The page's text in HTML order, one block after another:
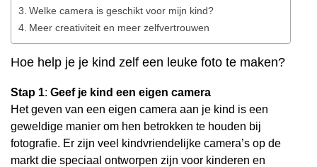
Welke camera is geschikt voor mijn kind?
Meer creativiteit en meer zelfvertrouwen
Hoe help je je kind zelf een leuke foto te maken?
Stap 1: Geef je kind een eigen camera
Het geven van een eigen camera aan je kind is een
geweldige manier om hen betrokken te houden bij
fotografie. Er zijn veel kindvriendelijke camera’s op de
markt die speciaal ontworpen zijn voor kinderen en